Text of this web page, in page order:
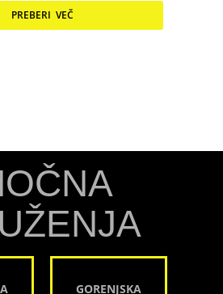
PREBERI VEČ
GORENJSKA